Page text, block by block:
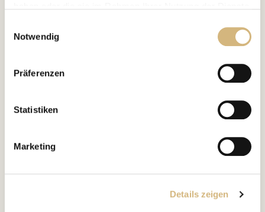
und im
mehr darüber, wer wir sind, wie Sie uns
kontaktieren können und wie wir personenbezogene
Notwendig
Präferenzen
Statistiken
Marketing
Details zeigen